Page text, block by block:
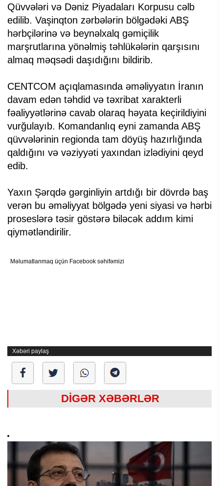
Qüvvələri və Dəniz Piyadaları Korpusu cəlb
edilib. Vaşinqton zərbələrin bölgədəki ABŞ
hərbçilərinə və beynəlxalq gəmiçilik
marşrutlarına yönəlmiş təhlükələrin qarşısını
almaq məqsədi daşıdığını bildirib.
CENTCOM açıqlamasında əməliyyatın İranın
davam edən təhdid və təxribat xarakterli
fəaliyyətlərinə cavab olaraq həyata keçirildiyini
vurğulayıb. Komandanlıq eyni zamanda ABŞ
qüvvələrinin regionda tam döyüş hazırlığında
qaldığını və vəziyyəti yaxından izlədiyini qeyd
edib.
Yaxın Şərqdə gərginliyin artdığı bir dövrdə baş
verən bu əməliyyat bölgədə yeni siyasi və hərbi
proseslərə təsir göstərə biləcək addım kimi
qiymətləndirilir.
Məlumatlanmaq üçün Facebook səhifəmizi
Xəbəri paylaş
DİGƏR XƏBƏRLƏR